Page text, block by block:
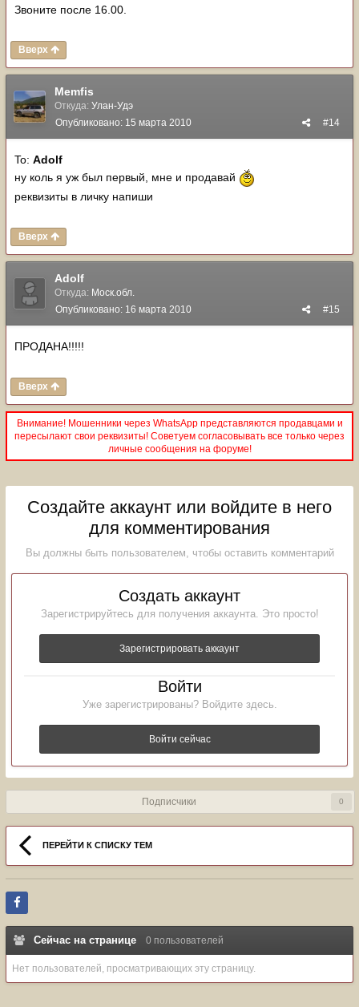
Звоните после 16.00.
Вверх
Memfis
Откуда: Улан-Удэ
#14
Опубликовано: 15 марта 2010
To: Adolf
ну коль я уж был первый, мне и продавай
реквизиты в личку напиши
Вверх
Adolf
Откуда: Моск.обл.
#15
Опубликовано: 16 марта 2010
ПРОДАНА!!!!!
Вверх
Внимание! Мошенники через WhatsApp представляются продавцами и
пересылают свои реквизиты! Советуем согласовывать все только через
личные сообщения на форуме!
Создайте аккаунт или войдите в него
для комментирования
Вы должны быть пользователем, чтобы оставить комментарий
Создать аккаунт
Зарегистрируйтесь для получения аккаунта. Это просто!
Зарегистрировать аккаунт
Войти
Уже зарегистрированы? Войдите здесь.
Войти сейчас
Подписчики 0
ПЕРЕЙТИ К СПИСКУ ТЕМ
Сейчас на странице 0 пользователей
Нет пользователей, просматривающих эту страницу.